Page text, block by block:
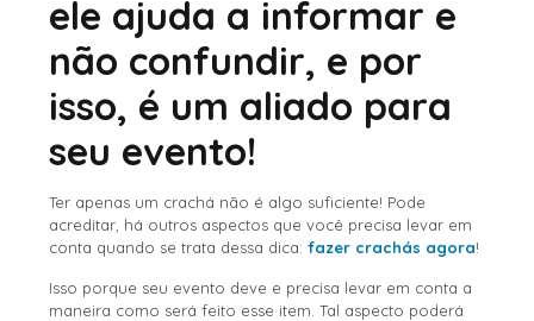
ele ajuda a informar e
não confundir, e por
isso, é um aliado para
seu evento!
Ter apenas um crachá não é algo suficiente! Pode
acreditar, há outros aspectos que você precisa levar em
conta quando se trata dessa dica: fazer crachás agora!
Isso porque seu evento deve e precisa levar em conta a
maneira como será feito esse item. Tal aspecto poderá